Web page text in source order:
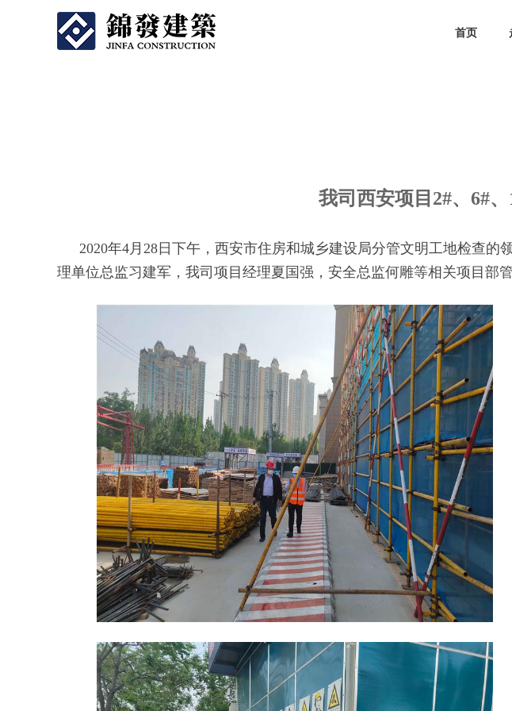
首页
我司西安项目2#、6#
2020年4月28日下午，西安市住房和城乡建设局分管文明工地检查
理单位总监习建军，我司项目经理夏国强，安全总监何雕等相关项目部管